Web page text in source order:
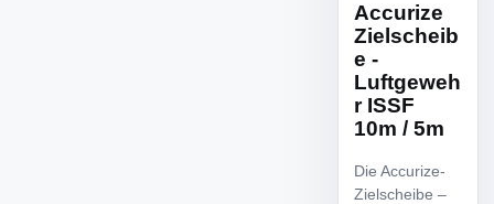
Accurize
Zielscheib
e -
Luftgeweh
r ISSF
10m / 5m
Die Accurize-
Zielscheibe –